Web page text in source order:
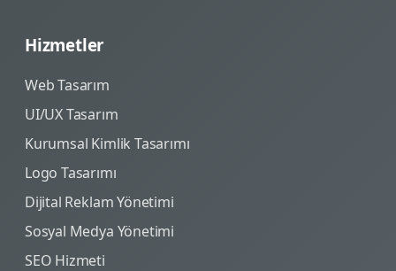
Hizmetler
Web Tasarım
UI/UX Tasarım
Kurumsal Kimlik Tasarımı
Logo Tasarımı
Dijital Reklam Yönetimi
Sosyal Medya Yönetimi
SEO Hizmeti